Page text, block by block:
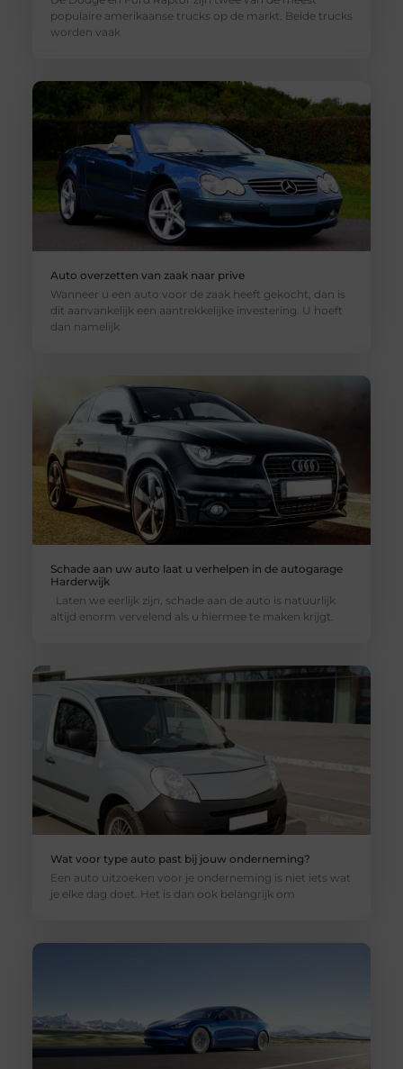
populaire amerikaanse trucks op de markt. Beide trucks
worden vaak
Auto overzetten van zaak naar prive
Wanneer u een auto voor de zaak heeft gekocht, dan is
dit aanvankelijk een aantrekkelijke investering. U hoeft
dan namelijk
Schade aan uw auto laat u verhelpen in de autogarage
Harderwijk
Laten we eerlijk zijn, schade aan de auto is natuurlijk
altijd enorm vervelend als u hiermee te maken krijgt.
Wat voor type auto past bij jouw onderneming?
Een auto uitzoeken voor je onderneming is niet iets wat
je elke dag doet. Het is dan ook belangrijk om